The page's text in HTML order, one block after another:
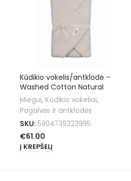
Kūdikio vokelis/antklodė –
Washed Cotton Natural
Miegui, Kūdikio vokeliai,
Pagalvės ir antklodės
SKU: 5904739323995
€61.00
Į KREPŠELĮ